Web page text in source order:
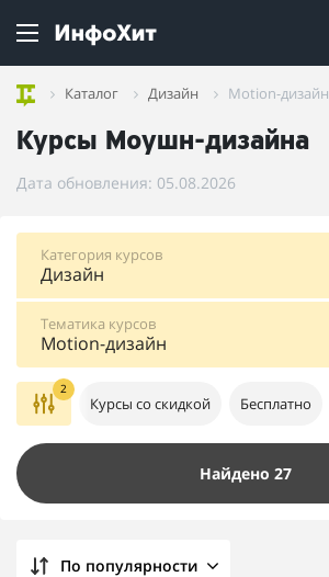
Каталог Дизайн Motion-дизайн
Курсы Моушн-дизайна
Дата обновления: 05.08.2026
Дизайн
Категория курсов
Motion-дизайн
Тематика курсов
2
Курсы со скидкой Бесплатно
Найдено 27
По популярности